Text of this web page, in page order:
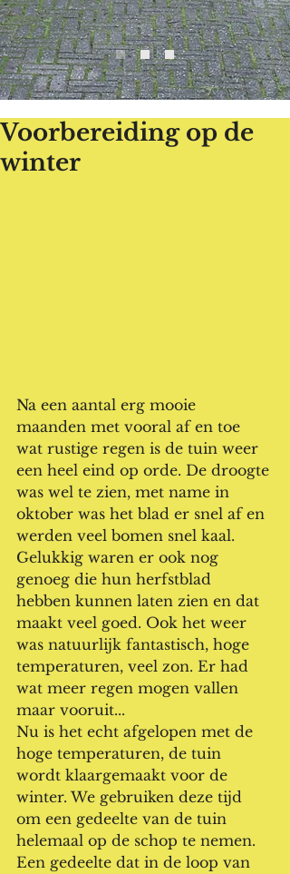
Voorbereiding op de
winter
Na een aantal erg mooie
maanden met vooral af en toe
wat rustige regen is de tuin weer
een heel eind op orde. De droogte
was wel te zien, met name in
oktober was het blad er snel af en
werden veel bomen snel kaal.
Gelukkig waren er ook nog
genoeg die hun herfstblad
hebben kunnen laten zien en dat
maakt veel goed. Ook het weer
was natuurlijk fantastisch, hoge
temperaturen, veel zon. Er had
wat meer regen mogen vallen
maar vooruit...
Nu is het echt afgelopen met de
hoge temperaturen, de tuin
wordt klaargemaakt voor de
winter. We gebruiken deze tijd
om een gedeelte van de tuin
helemaal op de schop te nemen.
Een gedeelte dat in de loop van